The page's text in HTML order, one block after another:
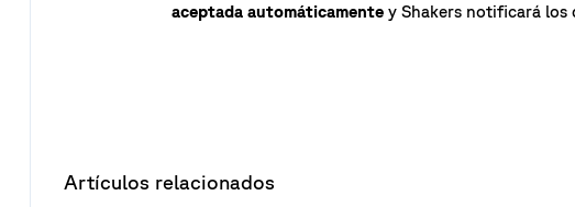
aceptada automáticamentey Shakers notificará los
Artículos relacionados